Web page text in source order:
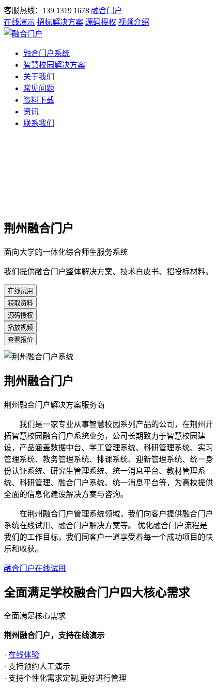
客服热线：139 1319 1678 融合门户
在线演示 招标解决方案 源码授权 视频介绍
融合门户系统
智慧校园解决方案
关于我们
常见问题
资料下载
资讯
联系我们
荆州融合门户
面向大学的一体化综合师生服务系统
我们提供融合门户整体解决方案、技术白皮书、招投标材料。
在线试用
获取资料
源码授权
播放视频
查看报价
荆州融合门户
荆州融合门户解决方案服务商
我们是一家专业从事智慧校园系列产品的公司，在荆州开
拓智慧校园融合门户系统业务，公司长期致力于智慧校园建
设，产品涵盖数据中台、学工管理系统、科研管理系统、实习
管理系统、教务管理系统、排课系统、迎新管理系统、统一身
份认证系统、研究生管理系统、统一消息平台、教材管理系
统、科研管理、融合门户系统、统一消息平台等，为高校提供
全面的信息化建设解决方案与咨询。
在荆州融合门户管理系统领域，我们向客户提供融合门户
系统在线试用、融合门户解决方案等。 优化融合门户流程是
我们的工作目标，我们同客户一道享受着每一个成功项目的快
乐和收获。
融合门户在线试用
全面满足学校融合门户四大核心需求
全面满足核心需求
荆州融合门户，支持在线演示
· 在线体验
· 支持预约人工演示
· 支持个性化需求定制,更好进行管理